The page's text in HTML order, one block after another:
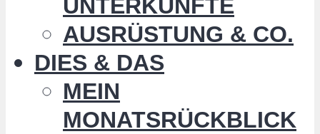
UNTERKÜNFTE
AUSRÜSTUNG & CO.
DIES & DAS
MEIN
MONATSRÜCKBLICK